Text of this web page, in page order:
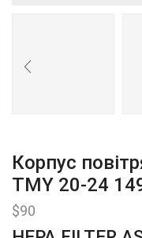
Корпус
TMY 20-24
$90